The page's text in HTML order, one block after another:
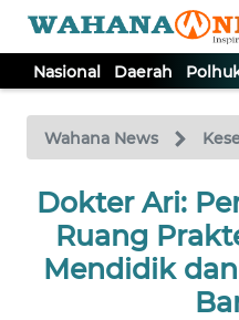
Nasional Daerah
Wahana News
Dokter Ari:
Ruang
Mendidik
TV
Tutup
NASIONAL
DAERAH